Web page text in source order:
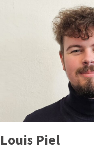
Louis Piel